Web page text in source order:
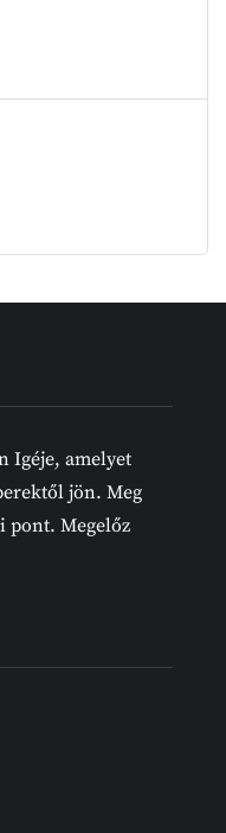
Igéje, amelyet
jön. Meg
pont. Megelőz